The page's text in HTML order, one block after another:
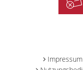
Impressum